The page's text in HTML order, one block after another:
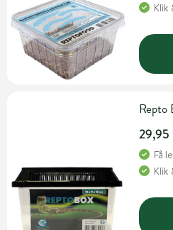
Klik
Repto
29,95
Få
Klik